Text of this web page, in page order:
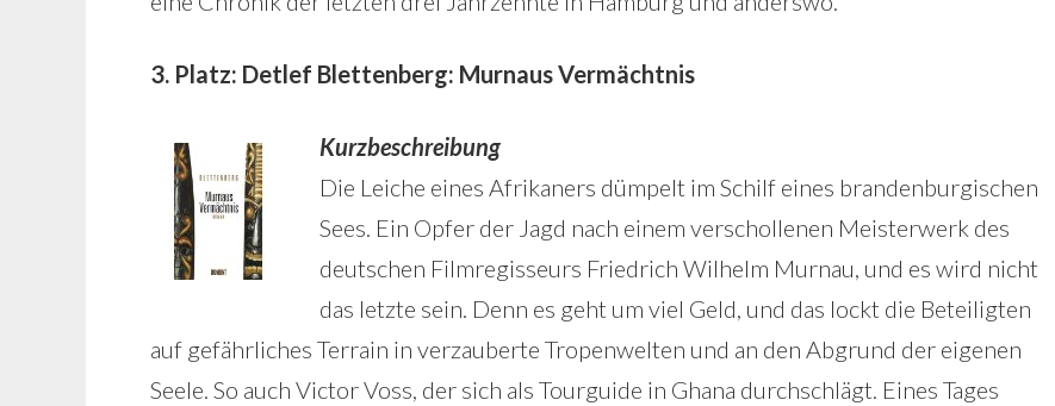
3. Platz: Detlef Blettenberg: Murnaus Vermächtnis
Kurzbeschreibung
Die Leiche eines Afrikaners dümpelt im Schilf eines brandenburgischen
Sees. Ein Opfer der Jagd nach einem verschollenen Meisterwerk des
deutschen Filmregisseurs Friedrich Wilhelm Murnau, und es wird nicht
das letzte sein. Denn es geht um viel Geld, und das lockt die Beteiligten
auf gefährliches Terrain in verzauberte Tropenwelten und an den Abgrund der eigenen
Seele. So auch Victor Voss, der sich als Tourguide in Ghana durchschlägt. Eines Tages